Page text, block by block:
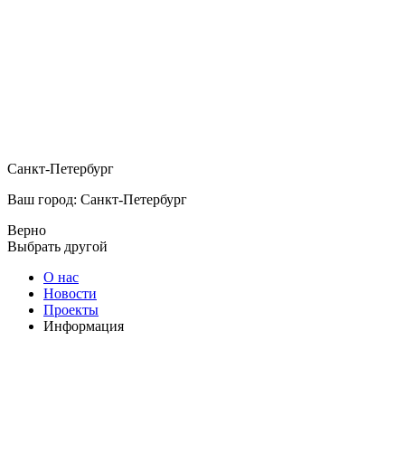
Санкт-Петербург
Ваш город: Санкт-Петербург
Верно
Выбрать другой
О нас
Новости
Проекты
Информация